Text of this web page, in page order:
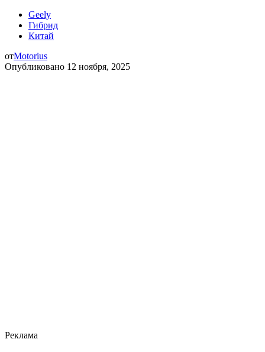
Geely
Гибрид
Китай
отMotorius
Опубликовано 12 ноября, 2025
Реклама